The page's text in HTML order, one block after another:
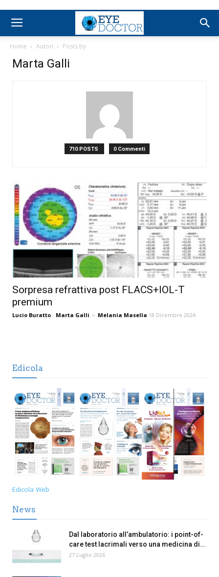
Home Autori Posts by
Marta Galli
710 POSTS 0 Commenti
Sorpresa refrattiva post FLACS+IOL-T
premium
Lucio Buratto , Marta Galli e Melania Masella 18 Dicembre 2024
Edicola
Edicola Web
News
Dal laboratorio all’ambulatorio: i point-of-
care test lacrimali verso una medicina di...
27 Luglio 2026